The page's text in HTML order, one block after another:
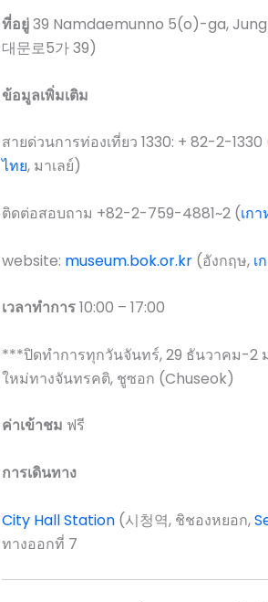
ที่อยู่39 Namdaemunno 5(o)-ga,
대문로5가 39)
ข้อมูลเพิ่มเติม
สายด่วนการท่องเที่ยว 1330: + 82-2-1330
ไทย, มาเลย์)
ติดต่อสอบถาม +82-2-759-4881~2 (เก
website: museum.bok.or.kr(อังกฤษ, เ
เวลาทำการ10:00 – 17:00
***ปิดทำการทุกวันจันทร์, 29 ธันวาคม-2
ใหม่ทางจันทรคติ, ชูซอก (Chuseok)
ค่าเข้าชม ฟรี
การเดินทาง
City Hall Station(시청역, ชิชองหยอก,
ทางออกที่ 7